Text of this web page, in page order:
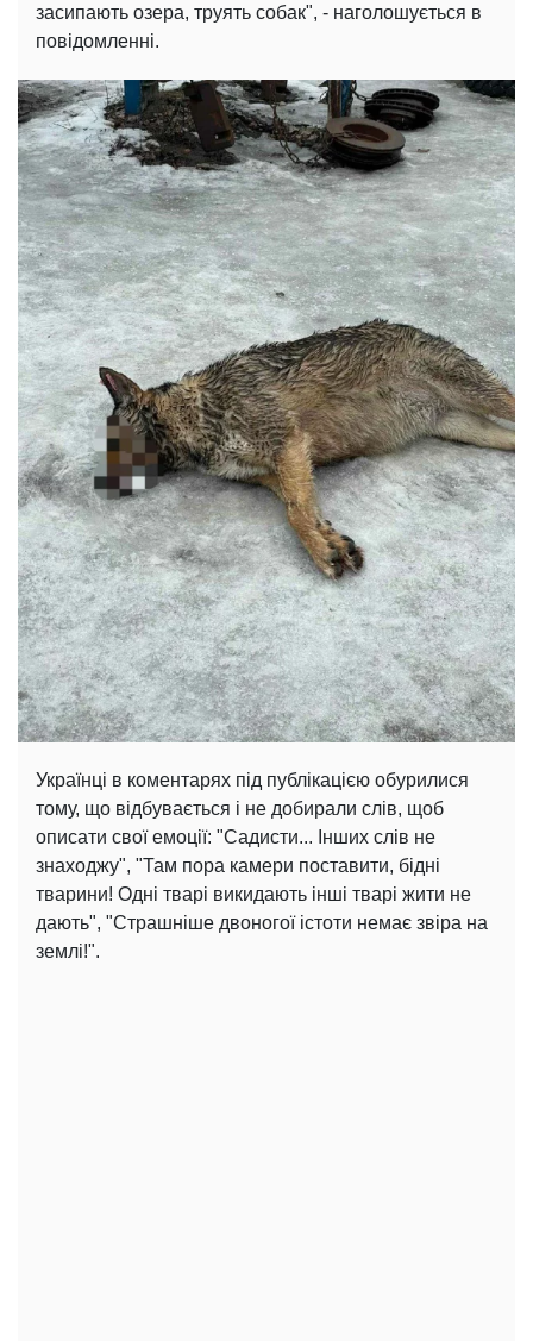
засипають озера, труять собак", - наголошується в
повідомленні.
Українці в коментарях під публікацією обурилися
тому, що відбувається і не добирали слів, щоб
описати свої емоції: "Садисти... Інших слів не
знаходжу", "Там пора камери поставити, бідні
тварини! Одні тварі викидають інші тварі жити не
дають", "Страшніше двоногої істоти немає звіра на
землі!".